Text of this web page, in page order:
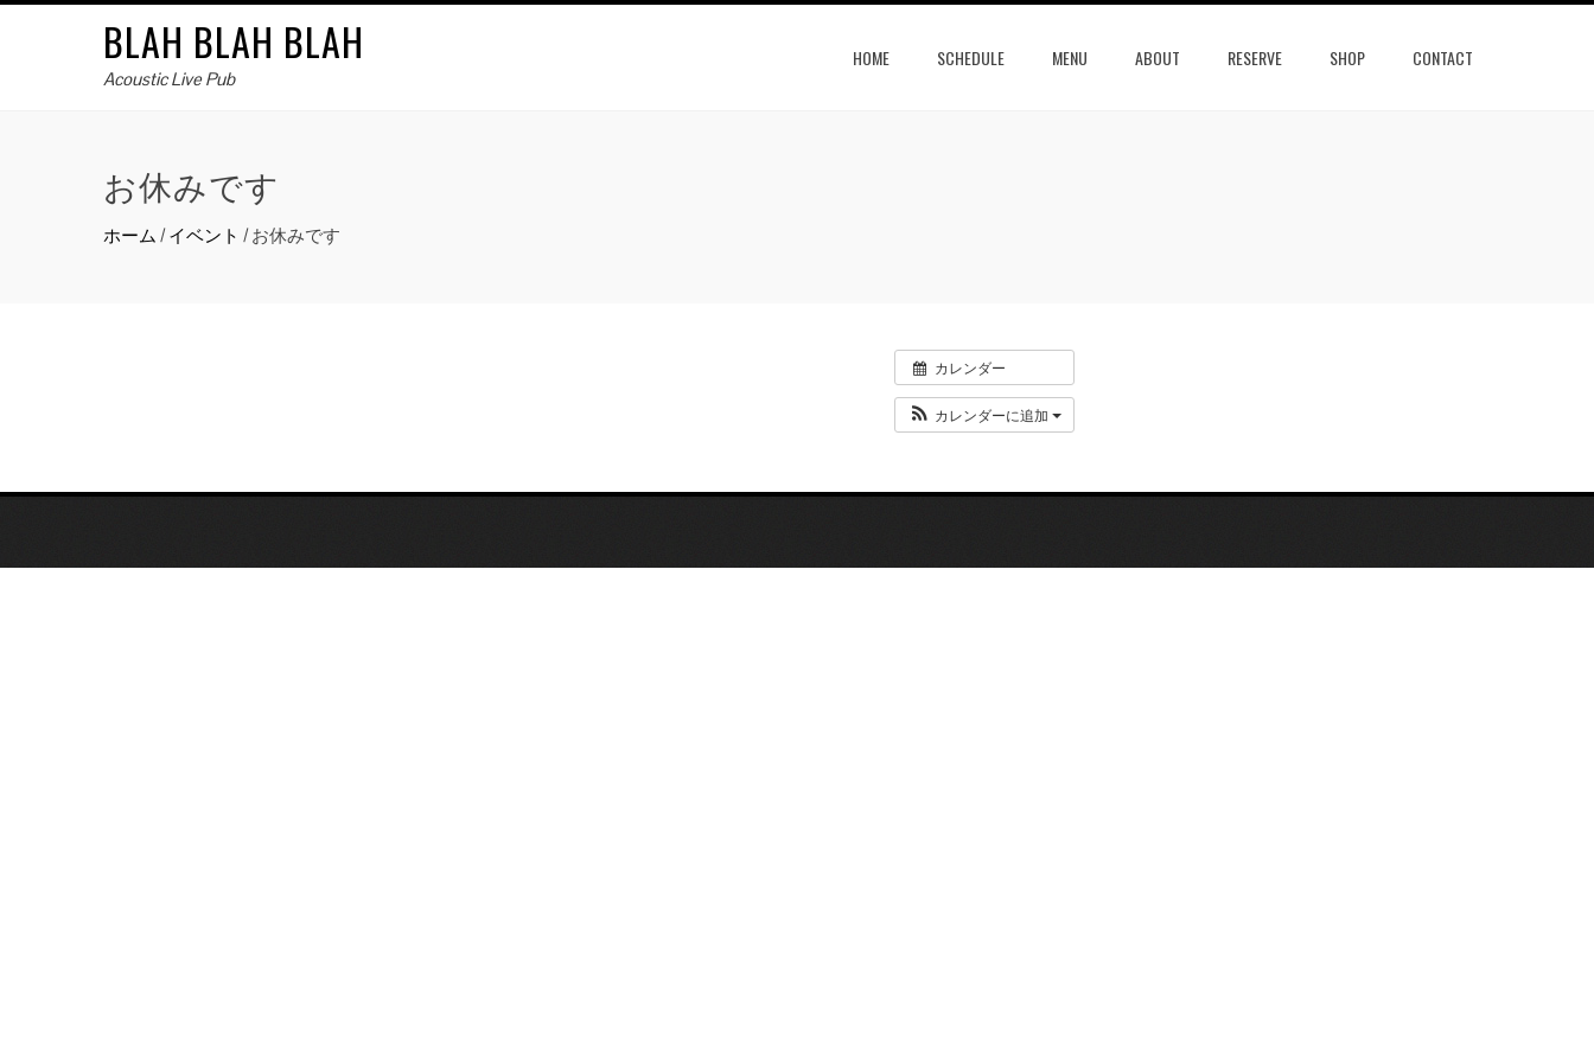
BLAH BLAH BLAH
Acoustic Live Pub
HOME SCHEDULE MENU ABOUT RESERVE SHOP CONTACT
お休みです
ホーム /イベント /お休みです
カレンダー
カレンダーに追加